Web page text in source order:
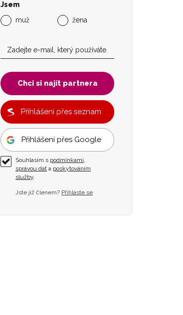
Jsem
muž
žena
Chci si najít partnera
Přihlášení přes seznam
Přihlášení přes Google
Souhlasím s podmínkami,
správou dat a poskytováním
služby.
Jste již členem? Přihlaste se